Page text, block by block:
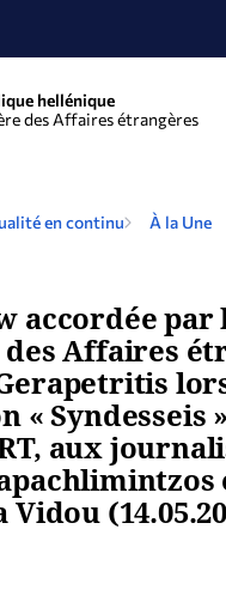
hellénique
des Affaires étrangères
en continu À la Une
accordée par
Affaires
« Syndesseis
aux